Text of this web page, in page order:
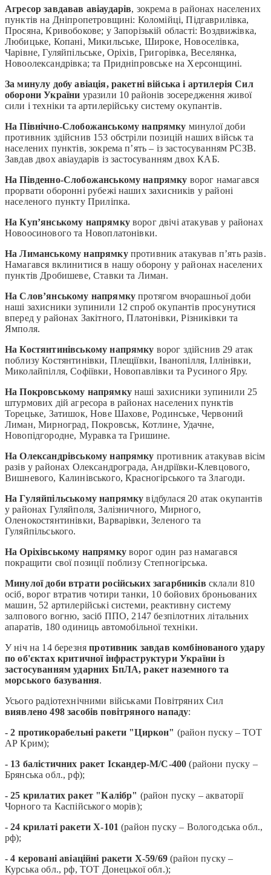
Агресор завдавав авіаударів, зокрема в районах населених
пунктів на Дніпропетровщині: Коломійці, Підгаврилівка,
Просяна, Кривобокове; у Запорізькій області: Воздвижівка,
Любицьке, Копані, Микильське, Широке, Новоселівка,
Чарівне, Гуляйпільське, Оріхів, Григорівка, Веселянка,
Новоолександрівка; та Придніпровське на Херсонщині.
За минулу добу авіація, ракетні війська і артилерія Сил
оборони України уразили 10 районів зосередження живої
сили і техніки та артилерійську систему окупантів.
На Північно-Слобожанському напрямку минулої доби
противник здійснив 153 обстріли позицій наших військ та
населених пунктів, зокрема п’ять – із застосуванням РСЗВ.
Завдав двох авіаударів із застосуванням двох КАБ.
На Південно-Слобожанському напрямку ворог намагався
прорвати оборонні рубежі наших захисників у районі
населеного пункту Приліпка.
На Куп’янському напрямкуворог двічі атакував у районах
Новоосинового та Новоплатонівки.
На Лиманському напрямку противник атакував п’ять разів.
Намагався вклинитися в нашу оборону у районах населених
пунктів Дробишеве, Ставки та Лиман.
На Слов’янському напрямкупротягом вчорашньої доби
наші захисники зупинили 12 спроб окупантів просунутися
вперед у районах Закітного, Платонівки, Різниківки та
Ямполя.
На Костянтинівському напрямку ворог здійснив 29 атак
поблизу Костянтинівки, Плещіївки, Іванопілля, Іллінівки,
Миколайпілля, Софіївки, Новопавлівки та Русиного Яру.
На Покровському напрямкунаші захисники зупинили 25
штурмових дій агресора в районах населених пунктів
Торецьке, Затишок, Нове Шахове, Родинське, Червоний
Лиман, Мирноград, Покровськ, Котлине, Удачне,
Новопідгородне, Муравка та Гришине.
На Олександрівському напрямку противник атакував вісім
разів у районах Олександрограда, Андріївки-Клевцового,
Вишневого, Калинівського, Красногірського та Злагоди.
На Гуляйпільському напрямку відбулася 20 атак окупантів
у районах Гуляйполя, Залізничного, Мирного,
Оленокостянтинівки, Варварівки, Зеленого та
Гуляйпільського.
На Оріхівському напрямкуворог один раз намагався
покращити свої позиції поблизу Степногірська.
Минулої доби втрати російських загарбників склали 810
осіб, ворог втратив чотири танки, 10 бойових броньованих
машин, 52 артилерійські системи, реактивну систему
залпового вогню, засіб ППО, 2147 безпілотних літальних
апаратів, 180 одиниць автомобільної техніки.
У ніч на 14 березняпротивник завдав комбінованого удару
по об'єктах критичної інфраструктури України із
застосуванням ударних БпЛА, ракет наземного та
морського базування.
Усього радіотехнічними військами Повітряних Сил
виявлено 498 засобів повітряного нападу:
- 2 протикорабельні ракети "Циркон" (район пуску – ТОТ
АР Крим);
- 13 балістичних ракет Іскандер-М/С-400(райони пуску –
Брянська обл., рф);
- 25 крилатих ракет "Калібр" (район пуску – акваторії
Чорного та Каспійського морів);
- 24 крилаті ракети Х-101 (район пуску – Вологодська обл.,
рф);
- 4 керовані авіаційні ракети Х-59/69(район пуску –
Курська обл., рф, ТОТ Донецької обл.);